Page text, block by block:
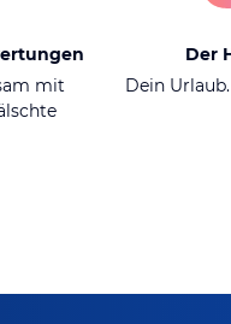
mit
Der
Dein